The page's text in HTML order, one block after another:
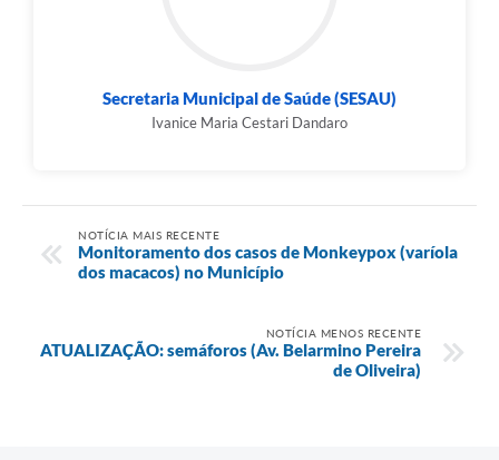
Secretaria Municipal de Saúde (SESAU)
Ivanice Maria Cestari Dandaro
NOTÍCIA MAIS RECENTE
Monitoramento dos casos de Monkeypox (varíola
dos macacos) no Município
NOTÍCIA MENOS RECENTE
ATUALIZAÇÃO: semáforos (Av. Belarmino Pereira
de Oliveira)